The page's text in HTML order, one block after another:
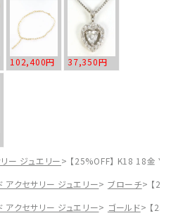
102,400円 37,350円
ー ジュエリー
【25%OFF】 K18 18金 YG
アクセサリー ジュエリー ブローチ
【
アクセサリー ジュエリー ゴールド 【